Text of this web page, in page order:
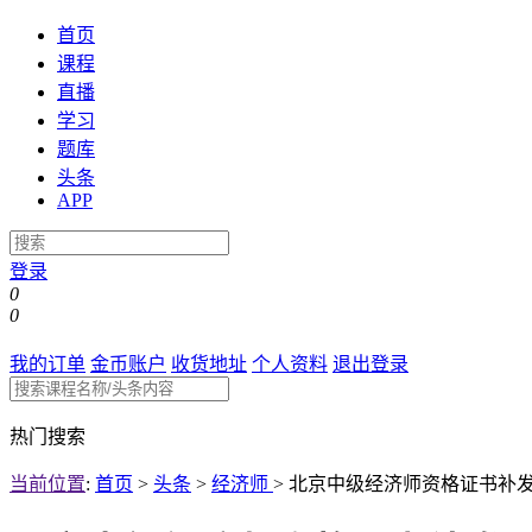
首页
课程
直播
学习
题库
头条
APP
登录
0
0
我的订单 金币账户 收货地址 个人资料 退出登录
热门搜索
当前位置: 首页 > 头条 > 经济师 > 北京中级经济师资格证书补